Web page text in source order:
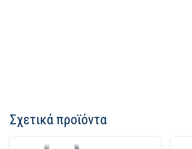
Σχετικά προϊόντα